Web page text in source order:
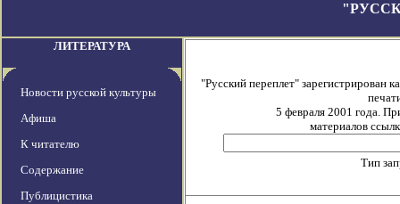
ЛИТЕРАТУРА
Новости русской культуры
Афиша
К читателю
Содержание
Публицистика
"Русский переплет" зарегистрирован
5 февраля 2001 года.
материалов
Тип